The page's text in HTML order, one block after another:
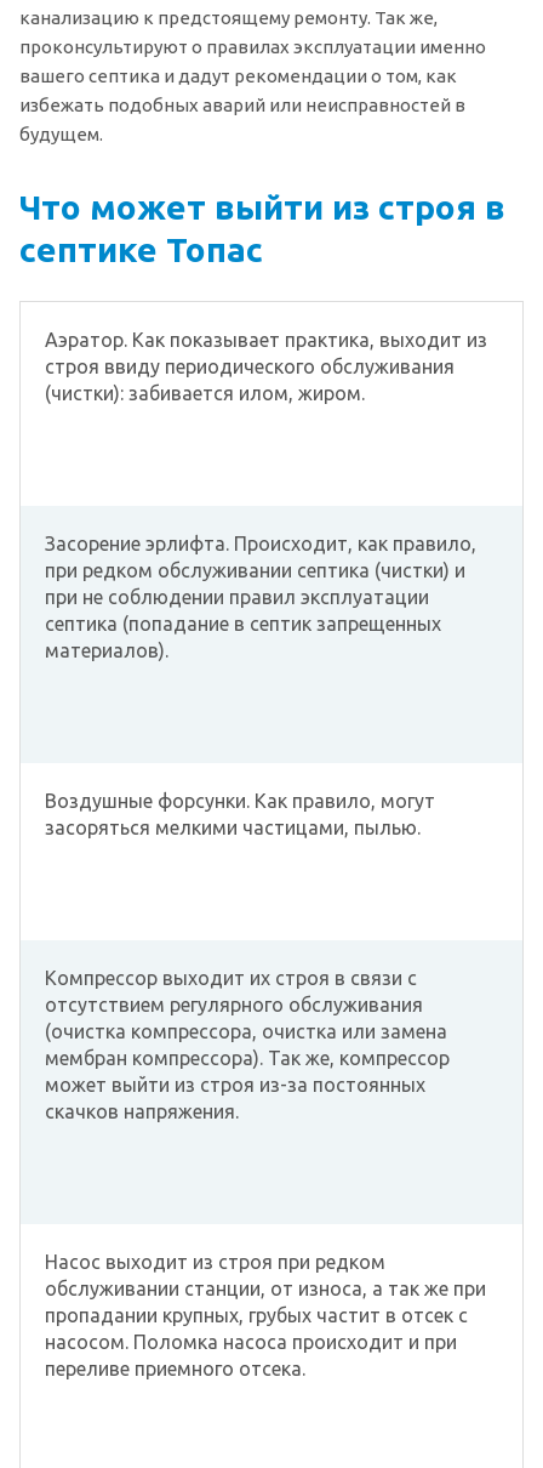
канализацию к предстоящему ремонту. Так же,
проконсультируют о правилах эксплуатации именно
вашего септика и дадут рекомендации о том, как
избежать подобных аварий или неисправностей в
будущем.
Что может выйти из строя в
септике Топас
Аэратор. Как показывает практика, выходит из
строя ввиду периодического обслуживания
(чистки): забивается илом, жиром.
Засорение эрлифта. Происходит, как правило,
при редком обслуживании септика (чистки) и
при не соблюдении правил эксплуатации
септика (попадание в септик запрещенных
материалов).
Воздушные форсунки. Как правило, могут
засоряться мелкими частицами, пылью.
Компрессор выходит их строя в связи с
отсутствием регулярного обслуживания
(очистка компрессора, очистка или замена
мембран компрессора). Так же, компрессор
может выйти из строя из-за постоянных
скачков напряжения.
Насос выходит из строя при редком
обслуживании станции, от износа, а так же при
пропадании крупных, грубых частит в отсек с
насосом. Поломка насоса происходит и при
переливе приемного отсека.